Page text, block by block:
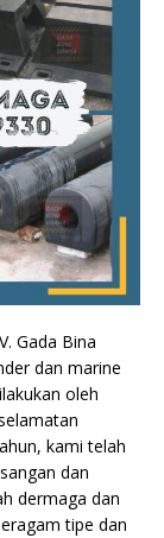
Gada Bina
dan marine
oleh
kami telah
dan
dermaga dan
tipe dan